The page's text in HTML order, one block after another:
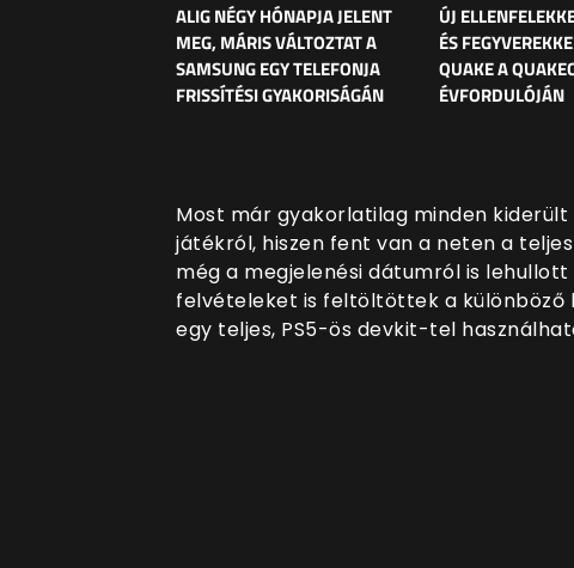
ALIG NÉGY HÓNAPJA JELENT
MEG, MÁRIS VÁLTOZTAT A
SAMSUNG EGY TELEFONJA
FRISSÍTÉSI GYAKORISÁGÁN
ÚJ
ÉS
QUAKE A
ÉVFORDULÓJÁN
Most már gyakorlatilag minden
játékról, hiszen fent van a neten a
még a megjelenési dátumról is
felvételeket is feltöltöttek a különböző
egy teljes, PS5-ös devkit-tel